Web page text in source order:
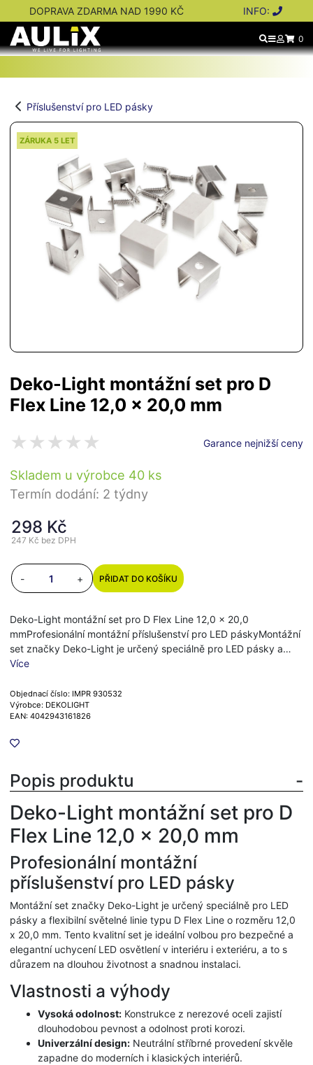
DOPRAVA ZDARMA NAD 1990 KČ INFO:
0
Příslušenství pro LED pásky
Deko-Light montážní set pro D
Flex Line 12,0 x 20,0 mm
Garance nejnižší ceny
ZÁRUKA 5 LET
Skladem u výrobce 40 ks
Termín dodání: 2 týdny
298 Kč
247 Kč bez DPH
- + PŘIDAT DO KOŠÍKU
Deko-Light montážní set pro D Flex Line 12,0 x 20,0
mmProfesionální montážní příslušenství pro LED páskyMontážní
set značky Deko-Light je určený speciálně pro LED pásky a…
Více
Objednací číslo: IMPR 930532
Výrobce: DEKOLIGHT
EAN: 4042943161826
Popis produktu
Deko-Light montážní set pro D
Flex Line 12,0 x 20,0 mm
Profesionální montážní
příslušenství pro LED pásky
Montážní set značky Deko-Light je určený speciálně pro LED
pásky a flexibilní světelné linie typu D Flex Line o rozměru 12,0
x 20,0 mm. Tento kvalitní set je ideální volbou pro bezpečné a
elegantní uchycení LED osvětlení v interiéru i exteriéru, a to s
důrazem na dlouhou životnost a snadnou instalaci.
Vlastnosti a výhody
Vysoká odolnost: Konstrukce z nerezové oceli zajistí
dlouhodobou pevnost a odolnost proti korozi.
Univerzální design: Neutrální stříbrné provedení skvěle
zapadne do moderních i klasických interiérů.